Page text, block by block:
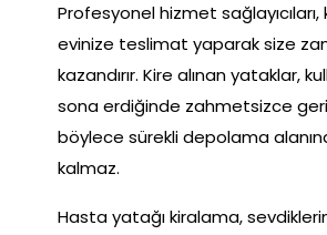
Profesyonel hizmet sağlayıcıları,
evinize teslimat yaparak size
kazandırır. Kire alınan yataklar,
sona erdiğinde zahmetsizce geri
böylece sürekli depolama
kalmaz.
Hasta yatağı kiralama,